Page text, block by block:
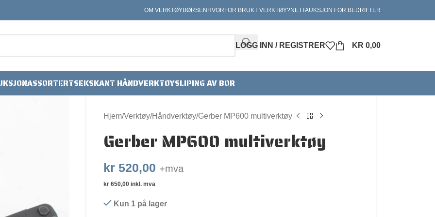
OM VERKTØYBØRSEN HVORFOR BRUKT VERKTØY?NETTAUKSJON FOR BEDRIFTER
LOGG INN / REGISTRER KR 0,00
ASSORTERTSEKSKANT HÅNDVERKTØYSLIPING AV BOR
Hjem Verktøy Håndverktøy Gerber MP600 multiverktøy
Gerber MP600 multiverktøy
kr520,00 +mva
kr650,00inkl. mva
Kun 1 på lager